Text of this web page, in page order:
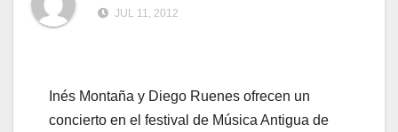
JUL 11, 2012
Inés Montaña y Diego Ruenes ofrecen un
concierto en el festival de Música Antigua de